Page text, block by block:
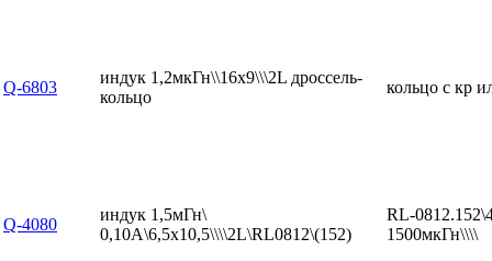
Q-6803
индук 1,2мкГн\\16x9\\\2L дроссель-
кольцо
кольцо с кр
Q-4080
индук 1,5мГн\
0,10А\6,5x10,5\\\\2L\RL0812\(152)
RL-
1500мкГн\\\\